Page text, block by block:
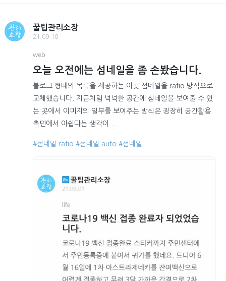
꿀팁관리소장
21.09.10
web
오늘 오전에는 섬네일을 좀 손봤습니다.
블로그 형태의 목록을 제공하는 이곳 섬네일을 ratio 방식으로
교체했습니다. 지금처럼 넉넉한 공간에 섬네일을 보여줄 수 있
는 곳에서 이미지의 일부를 보여주는 방식은 굉장히 공간활용
측면에서 아쉽다는 생각이 ...
#섬네일 ratio #섬네일 auto #섬네일